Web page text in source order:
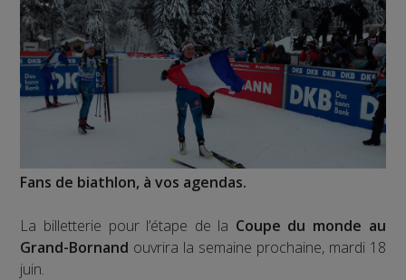
Fans de biathlon, à vos agendas.
La billetterie pour l’étape de la Coupe du monde au
Grand-Bornand ouvrira la semaine prochaine, mardi 18
juin.